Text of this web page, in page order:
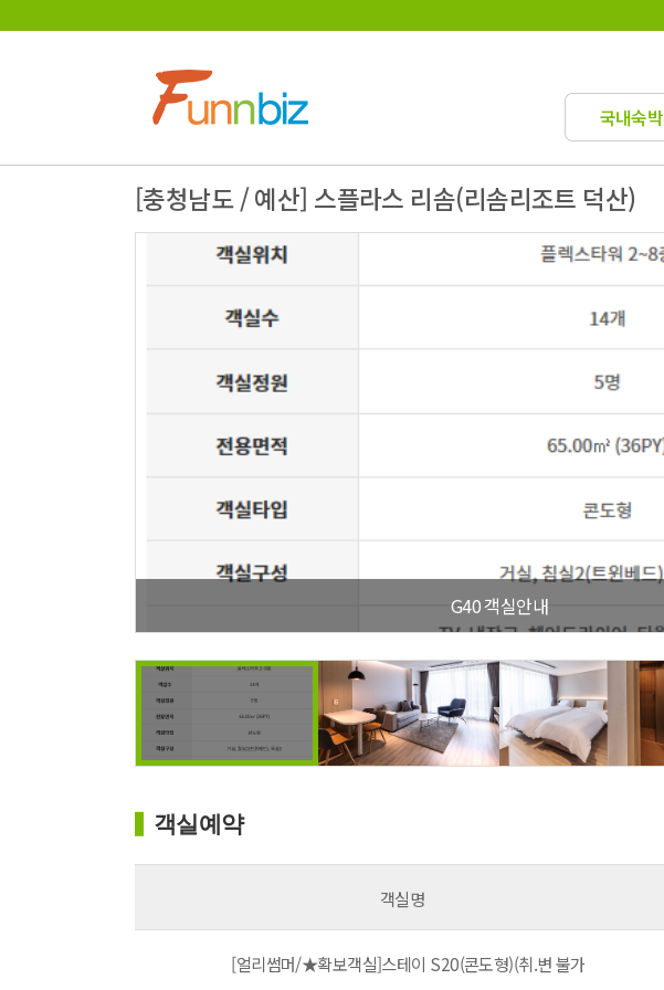
국내숙박
[충청남도 / 예산] 스플라스 리솜(리솜리조트 덕산)
객실예약
객실명
[얼리썸머/★확보객실]스테이 S20(콘도형)(취.변 불가